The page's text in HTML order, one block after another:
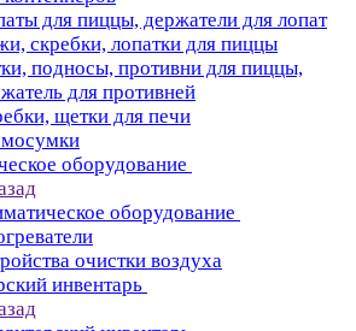
для пиццы, держатели для лопат
скребки, лопатки для пиццы
подносы, противни для пиццы,
для противней
щетки для печи
оборудование
оборудование
очистки воздуха
инвентарь